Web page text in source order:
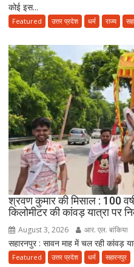
कोई इस...
Featured उत्तर प्रदेश धर्म राज्य
श्रवण कुमार की मिसाल : 100
किलोमीटर की कांवड़ यात्रा पर
August 3, 2026 आर. एल. बांकिया
सहारनपुर : सावन माह में चल रही कांवड़
Featured उत्तर प्रदेश धर्म सहारनपुर